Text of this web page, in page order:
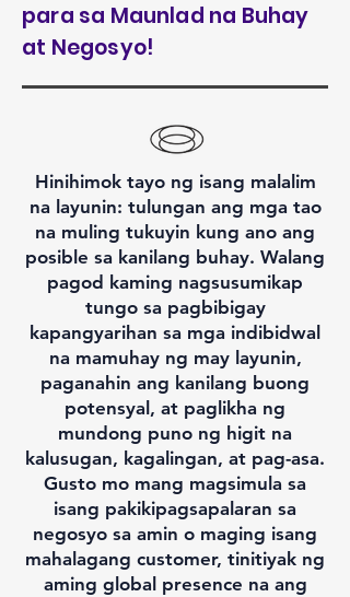
para sa Maunlad na Buhay
at Negosyo!
Hinihimok tayo ng isang malalim
na layunin: tulungan ang mga tao
na muling tukuyin kung ano ang
posible sa kanilang buhay. Walang
pagod kaming nagsusumikap
tungo sa pagbibigay
kapangyarihan sa mga indibidwal
na mamuhay ng may layunin,
paganahin ang kanilang buong
potensyal, at paglikha ng
mundong puno ng higit na
kalusugan, kagalingan, at pag-asa.
Gusto mo mang magsimula sa
isang pakikipagsapalaran sa
negosyo sa amin o maging isang
mahalagang customer, tinitiyak ng
aming global presence na ang